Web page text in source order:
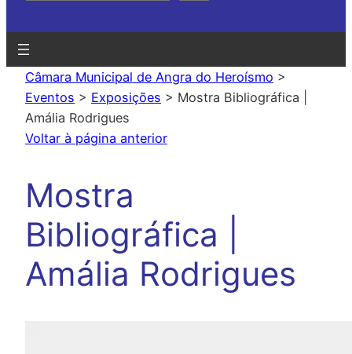
Câmara Municipal de Angra do Heroísmo >
Eventos > Exposições > Mostra Bibliográfica |
Amália Rodrigues
Voltar à página anterior
Mostra
Bibliográfica |
Amália Rodrigues